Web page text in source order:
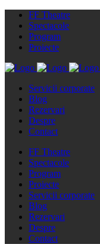
FF Theatre
Spectacole
Program
Proiecte
Servicii corporate
Blog
Rezervari
Despre
Contact
FF Theatre
Spectacole
Program
Proiecte
Servicii corporate
Blog
Rezervari
Despre
Contact